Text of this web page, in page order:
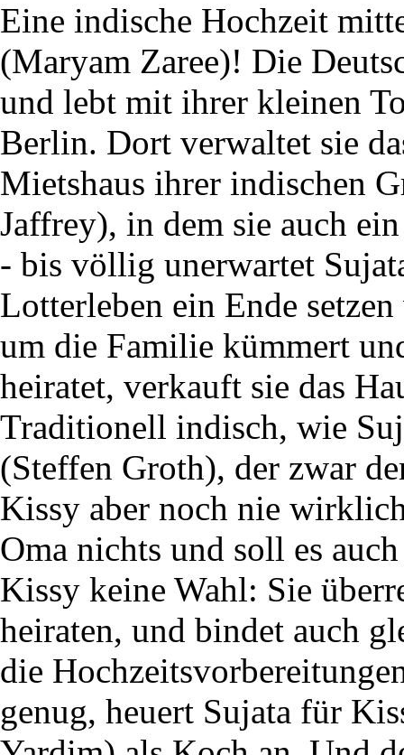
Eine indische Hochzeit
(Maryam Zaree)! Die
und lebt mit ihrer kleinen
Berlin. Dort verwaltet sie
Mietshaus ihrer indischen
Jaffrey), in dem sie auch
- bis völlig unerwartet
Lotterleben ein Ende
um die Familie kümmert
heiratet, verkauft sie das
Traditionell indisch, wie
(Steffen Groth), der zwar
Kissy aber noch nie
Oma nichts und soll es
Kissy keine Wahl: Sie
heiraten, und bindet auch
die
genug, heuert Sujata für